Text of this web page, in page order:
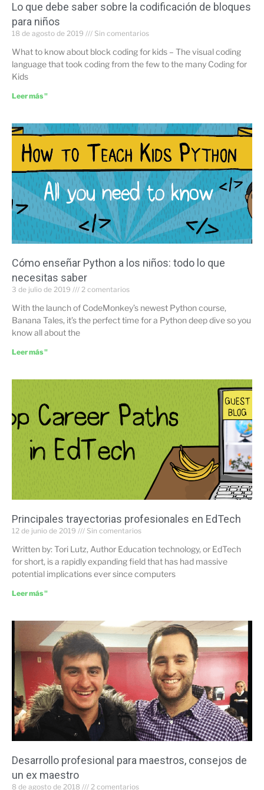
Lo que debe saber sobre la codificación de bloques
para niños
18 de agosto de 2019 Sin comentarios
What to know about block coding for kids – The visual coding
language that took coding from the few to the many Coding for
Kids
Leer más "
Cómo enseñar Python a los niños: todo lo que
necesitas saber
3 de julio de 2019 2 comentarios
With the launch of CodeMonkey’s newest Python course,
Banana Tales, it’s the perfect time for a Python deep dive so you
know all about the
Leer más "
Principales trayectorias profesionales en EdTech
12 de junio de 2019 Sin comentarios
Written by: Tori Lutz, Author Education technology, or EdTech
for short, is a rapidly expanding field that has had massive
potential implications ever since computers
Leer más "
Desarrollo profesional para maestros, consejos de
un ex maestro
8 de agosto de 2018 2 comentarios